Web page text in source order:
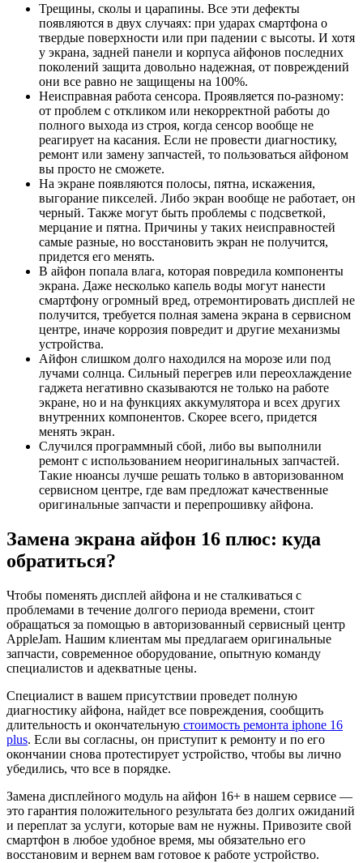
Трещины, сколы и царапины. Все эти дефекты
появляются в двух случаях: при ударах смартфона о
твердые поверхности или при падении с высоты. И хотя
у экрана, задней панели и корпуса айфонов последних
поколений защита довольно надежная, от повреждений
они все равно не защищены на 100%.
Неисправная работа сенсора. Проявляется по-разному:
от проблем с откликом или некорректной работы до
полного выхода из строя, когда сенсор вообще не
реагирует на касания. Если не провести диагностику,
ремонт или замену запчастей, то пользоваться айфоном
вы просто не сможете.
На экране появляются полосы, пятна, искажения,
выгорание пикселей. Либо экран вообще не работает, он
черный. Также могут быть проблемы с подсветкой,
мерцание и пятна. Причины у таких неисправностей
самые разные, но восстановить экран не получится,
придется его менять.
В айфон попала влага, которая повредила компоненты
экрана. Даже несколько капель воды могут нанести
смартфону огромный вред, отремонтировать дисплей не
получится, требуется полная замена экрана в сервисном
центре, иначе коррозия повредит и другие механизмы
устройства.
Айфон слишком долго находился на морозе или под
лучами солнца. Сильный перегрев или переохлаждение
гаджета негативно сказываются не только на работе
экране, но и на функциях аккумулятора и всех других
внутренних компонентов. Скорее всего, придется
менять экран.
Случился программный сбой, либо вы выполнили
ремонт с использованием неоригинальных запчастей.
Такие нюансы лучше решать только в авторизованном
сервисном центре, где вам предложат качественные
оригинальные запчасти и перепрошивку айфона.
Замена экрана айфон 16 плюс: куда
обратиться?
Чтобы поменять дисплей айфона и не сталкиваться с
проблемами в течение долгого периода времени, стоит
обращаться за помощью в авторизованный сервисный центр
AppleJam. Нашим клиентам мы предлагаем оригинальные
запчасти, современное оборудование, опытную команду
специалистов и адекватные цены.
Специалист в вашем присутствии проведет полную
диагностику айфона, найдет все повреждения, сообщить
длительность и окончательную стоимость ремонта iphone 16
plus. Если вы согласны, он приступит к ремонту и по его
окончании снова протестирует устройство, чтобы вы лично
убедились, что все в порядке.
Замена дисплейного модуль на айфон 16+ в нашем сервисе —
это гарантия положительного результата без долгих ожиданий
и переплат за услуги, которые вам не нужны. Привозите свой
смартфон в любое удобное время, мы обязательно его
восстановим и вернем вам готовое к работе устройство.